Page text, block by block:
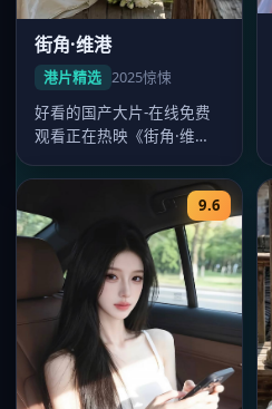
街角·维港
港片精选 2025惊悚
好看的国产大片-在线免费
观看正在热映《街角·维
朝伟主演，…
9.6